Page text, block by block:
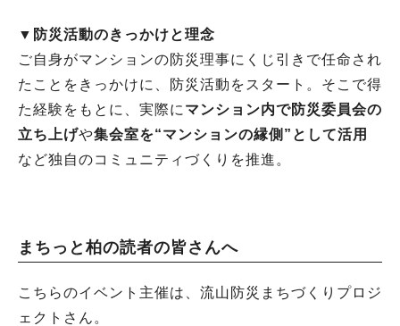
▼防災活動のきっかけと理念
ご自身がマンションの防災理事にくじ引きで任命され
たことをきっかけに、防災活動をスタート。そこで得
た経験をもとに、実際に マンション内で防災委員会の
立ち上げや集会室を“マンションの縁側”として活用
など独自のコミュニティづくりを推進 。
まちっと柏の読者の皆さんへ
こちらのイベント主催は、流山防災まちづくりプロジ
ェクトさん。